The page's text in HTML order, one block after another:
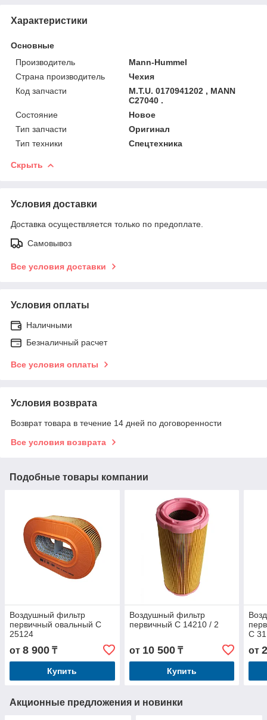
Характеристики
Основные
Производитель
Mann-Hummel
Страна производитель
Чехия
Код запчасти
M.T.U. 0170941202 , MANN
C27040 .
Состояние
Новое
Тип запчасти
Оригинал
Тип техники
Спецтехника
Скрыть
Условия доставки
Доставка осуществляется только по предоплате.
Самовывоз
Все условия доставки
Условия оплаты
Наличными
Безналичный расчет
Все условия оплаты
Условия возврата
Возврат товара в течение 14 дней по договоренности
Все условия возврата
Подобные товары компании
Воздушный фильтр
первичный овальный C
25124
от 8 900 ₸
Купить
Воздушный фильтр
первичный C 14210 / 2
от 10 500₸
Купить
C
от
Акционные предложения и новинки